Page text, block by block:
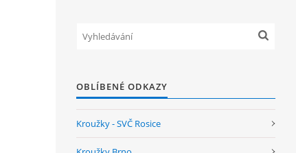
OBLÍBENÉ ODKAZY
Kroužky - SVČ Rosice